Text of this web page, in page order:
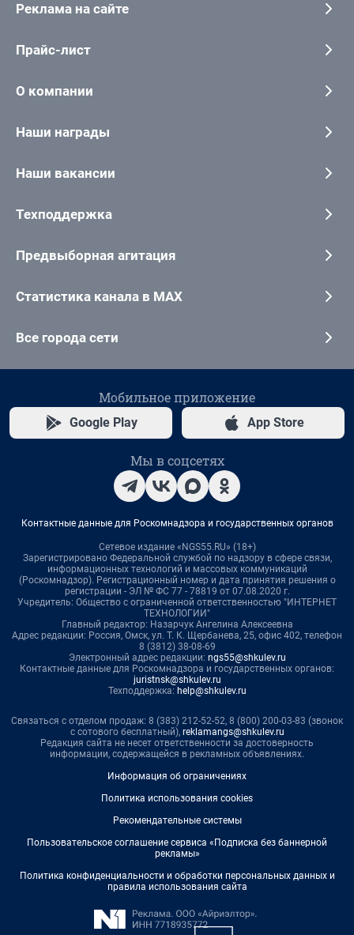
Реклама на сайте
Прайс-лист
О компании
Наши награды
Наши вакансии
Техподдержка
Предвыборная агитация
Статистика канала в MAX
Все города сети
Мобильное приложение
Google Play App Store
Мы в соцсетях
Контактные данные для Роскомнадзора и государственных органов
Сетевое издание «NGS55.RU» (18+)
Зарегистрировано Федеральной службой по надзору в сфере связи,
информационных технологий и массовых коммуникаций
(Роскомнадзор). Регистрационный номер и дата принятия решения о
регистрации - ЭЛ № ФС 77 - 78819 от 07.08.2020 г.
Учредитель: Общество с ограниченной ответственностью "ИНТЕРНЕТ
ТЕХНОЛОГИИ"
Главный редактор: Назарчук Ангелина Алексеевна
Адрес редакции: Россия, Омск, ул. Т. К. Щербанева, 25, офис 402, телефон
8 (3812) 38-08-69
Электронный адрес редакции: ngs55@shkulev.ru
Контактные данные для Роскомнадзора и государственных органов:
juristnsk@shkulev.ru
Техподдержка: help@shkulev.ru
Связаться с отделом продаж: 8 (383) 212-52-52, 8 (800) 200-03-83 (звонок
с сотового бесплатный), reklamangs@shkulev.ru
Редакция сайта не несет ответственности за достоверность
информации, содержащейся в рекламных объявлениях.
Информация об ограничениях
Политика использования cookies
Рекомендательные системы
Пользовательское соглашение сервиса «Подписка без баннерной
рекламы»
Политика конфиденциальности и обработки персональных данных и
правила использования сайта